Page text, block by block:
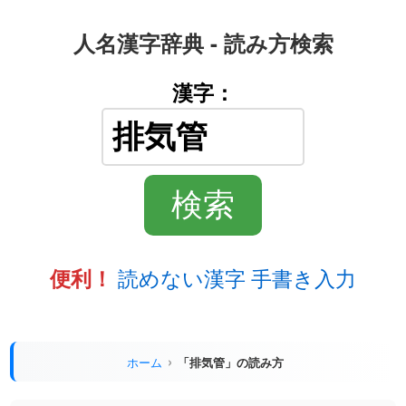
人名漢字辞典 - 読み方検索
漢字：
便利！ 読めない漢字 手書き入力
ホーム 「排気管」の読み方